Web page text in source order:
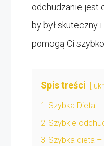
odchudzanie jest
by był skuteczny
pomogą Ci
Spis treści
1 Szybka Dieta
2 Szybkie
3 Szybka dieta –